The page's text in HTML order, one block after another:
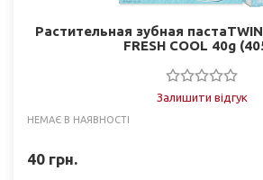
Растительная зубная
FRESH COOL 40g
Залишити відгук
НЕМАЄ В НАЯВНОСТІ
40 грн.